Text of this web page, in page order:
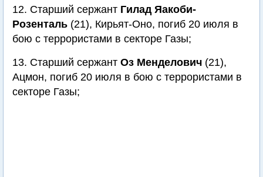
12. Старший сержант Гилад Яакоби-
Розенталь (21), Кирьят-Оно, погиб 20 июля в
бою с террористами в секторе Газы;
13. Старший сержант Оз Менделович (21),
Ацмон, погиб 20 июля в бою с террористами в
секторе Газы;